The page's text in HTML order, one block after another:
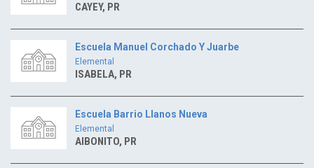
CAYEY, PR
Escuela Manuel Corchado Y Juarbe
Elemental
ISABELA, PR
Escuela Barrio Llanos Nueva
Elemental
AIBONITO, PR